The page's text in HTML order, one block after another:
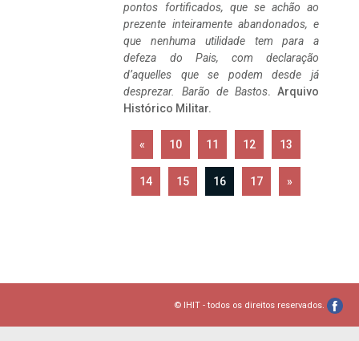
pontos fortificados, que se achão ao
prezente inteiramente abandonados, e
que nenhuma utilidade tem para a
defeza do Pais, com declaração
d’aquelles que se podem desde já
desprezar. Barão de Bastos. Arquivo
Histórico Militar.
« 10 11 12 13
14 15 16 17 »
© IHIT - todos os direitos reservados.